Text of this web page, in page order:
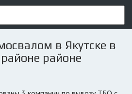
в Якутске в
районе